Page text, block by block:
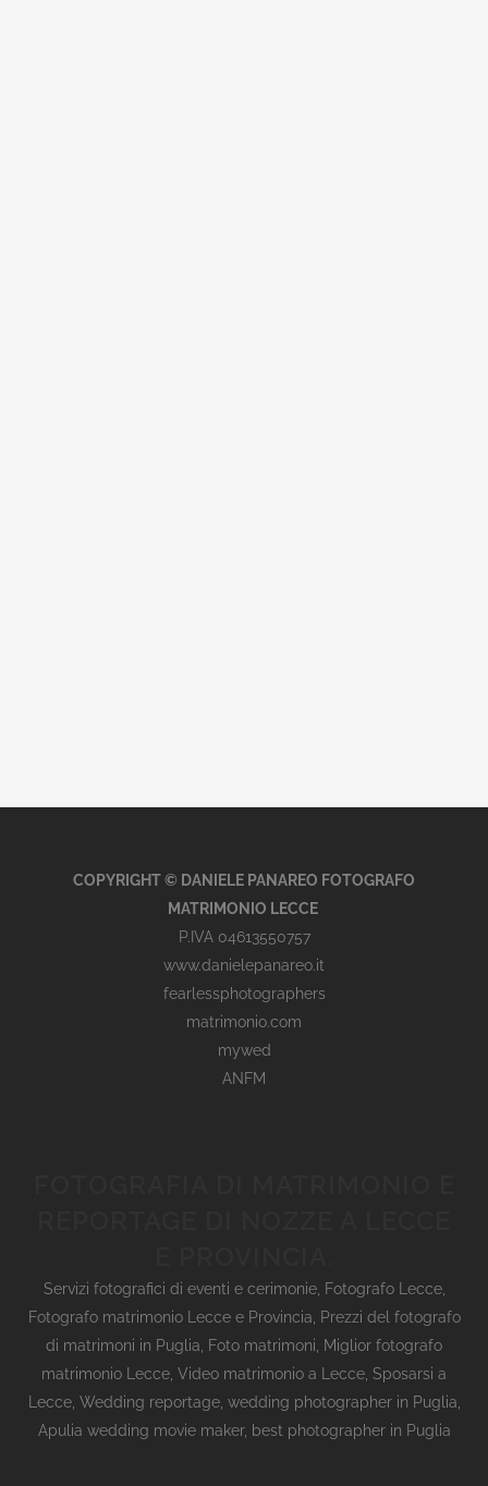
COPYRIGHT © DANIELE PANAREO FOTOGRAFO
MATRIMONIO LECCE
P.IVA 04613550757
www.danielepanareo.it
fearlessphotographers
matrimonio.com
mywed
ANFM
Servizi fotografici di eventi e cerimonie, Fotografo Lecce,
Fotografo matrimonio Lecce e Provincia
Prezzi del fotografo
di matrimoni in Puglia
Foto matrimoni
Miglior fotografo
matrimonio Lecce Video matrimonio a Lecce Sposarsi a
Lecce, Wedding reportage, wedding photographer in Puglia,
Apulia wedding movie maker, best photographer in Puglia